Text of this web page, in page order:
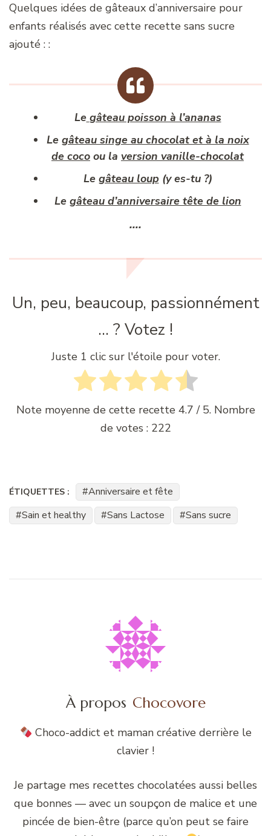
Quelques idées de gâteaux d’anniversaire pour
enfants réalisés avec cette recette sans sucre
ajouté : :
Le gâteau poisson à l’ananas
Le gâteau singe au chocolat et à la noix
de coco ou la version vanille-chocolat
Le gâteau loup(y es-tu ?)
Le gâteau d’anniversaire tête de lion
….
Un, peu, beaucoup, passionnément
... ? Votez !
Juste 1 clic sur l'étoile pour voter.
Note moyenne de cette recette 4.7 / 5. Nombre
de votes : 222
ÉTIQUETTES :
Anniversaire et fête
Sain et healthy
Sans Lactose Sans sucre
À propos Chocovore
Choco-addict et maman créative derrière le
clavier !
Je partage mes recettes chocolatées aussi belles
que bonnes — avec un soupçon de malice et une
pincée de bien-être (parce qu’on peut se faire